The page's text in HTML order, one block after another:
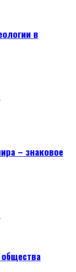
в
– знаковое